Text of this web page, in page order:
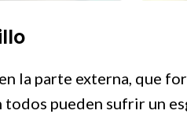
la parte externa, que
pueden sufrir un